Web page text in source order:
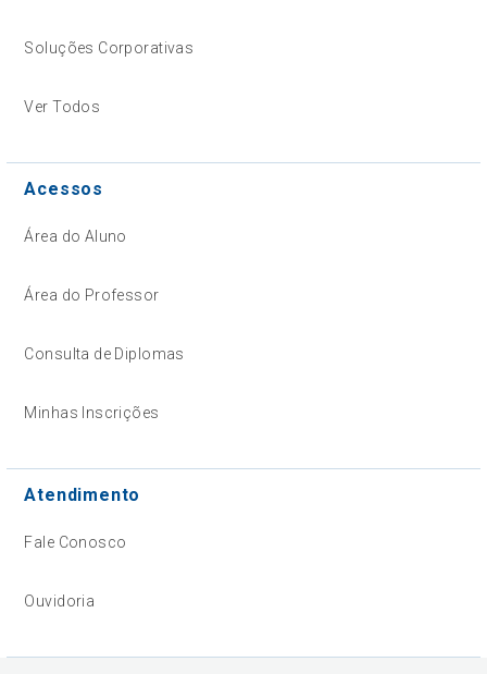
Soluções Corporativas
Ver Todos
Acessos
Área do Aluno
Área do Professor
Consulta de Diplomas
Minhas Inscrições
Atendimento
Fale Conosco
Ouvidoria